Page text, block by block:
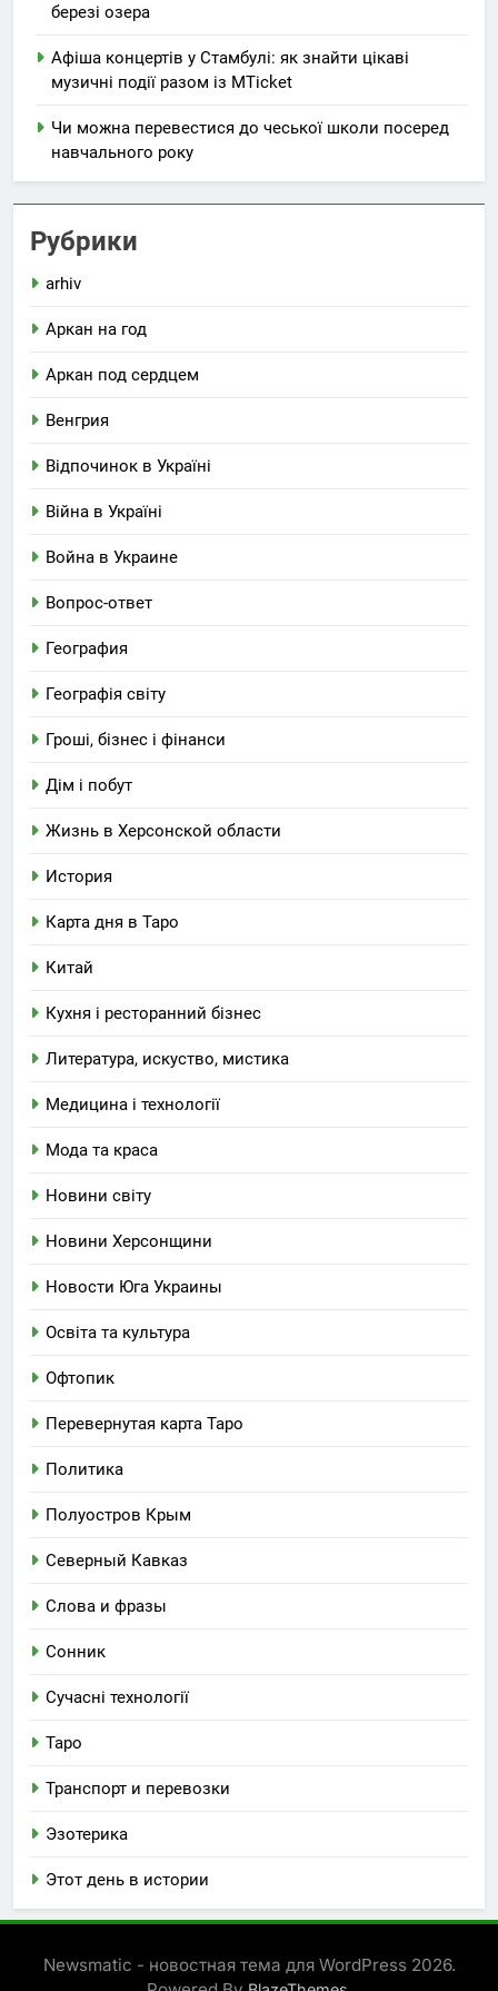
березі озера
Афіша концертів у Стамбулі: як знайти цікаві
музичні події разом із MTicket
Чи можна перевестися до чеської школи посеред
навчального року
Рубрики
arhiv
Аркан на год
Аркан под сердцем
Венгрия
Відпочинок в Україні
Війна в Україні
Война в Украине
Вопрос-ответ
География
Географія світу
Гроші, бізнес і фінанси
Дім і побут
Жизнь в Херсонской области
История
Карта дня в Таро
Китай
Кухня і ресторанний бізнес
Литература, искуство, мистика
Медицина і технології
Мода та краса
Новини світу
Новини Херсонщини
Новости Юга Украины
Освіта та культура
Офтопик
Перевернутая карта Таро
Политика
Полуостров Крым
Северный Кавказ
Слова и фразы
Сонник
Сучасні технології
Таро
Транспорт и перевозки
Эзотерика
Этот день в истории
Newsmatic - новостная тема для WordPress 2026.